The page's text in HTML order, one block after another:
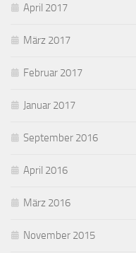
April 2017
März 2017
Februar 2017
Januar 2017
September 2016
April 2016
März 2016
November 2015